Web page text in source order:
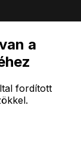
a
fordított